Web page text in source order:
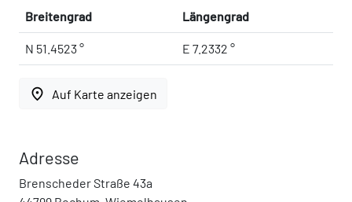
Breitengrad Längengrad
N 51.4523 ° E 7.2332 °
place Auf Karte anzeigen
Adresse
Brenscheder Straße 43a